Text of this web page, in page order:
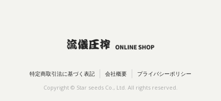
特定商取引法に基づく表記 会社概要 プライバシーポリシー
Copyright © Star seeds Co., Ltd. All rights reserved.